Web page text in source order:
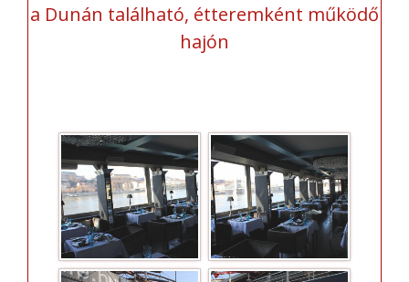
a Dunán található, étteremként működő
hajón